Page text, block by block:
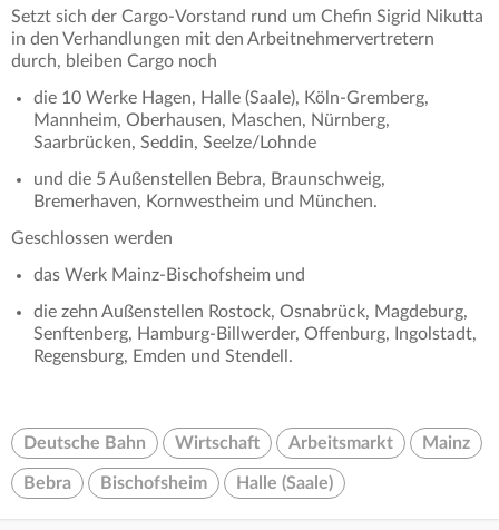
Setzt sich der Cargo-Vorstand rund um Chefin Sigrid Nikutta
in den Verhandlungen mit den Arbeitnehmervertretern
durch, bleiben Cargo noch
die 10 Werke Hagen, Halle (Saale), Köln-Gremberg,
Mannheim, Oberhausen, Maschen, Nürnberg,
Saarbrücken, Seddin, Seelze/Lohnde
und die 5 Außenstellen Bebra, Braunschweig,
Bremerhaven, Kornwestheim und München.
Geschlossen werden
das Werk Mainz-Bischofsheim und
die zehn Außenstellen Rostock, Osnabrück, Magdeburg,
Senftenberg, Hamburg-Billwerder, Offenburg, Ingolstadt,
Regensburg, Emden und Stendell.
Deutsche Bahn Wirtschaft Arbeitsmarkt Mainz
Bebra Bischofsheim Halle (Saale)